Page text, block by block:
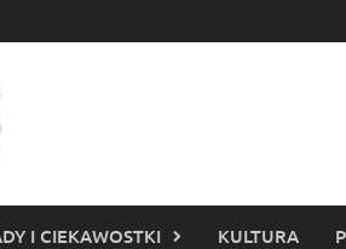
I CIEKAWOSTKI KULTURA